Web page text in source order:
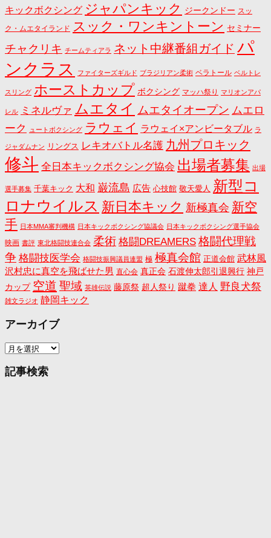
キックボクシング ジャパンキック ジークンドー スッ
ク・ムエタイランド スック・ワンキントーン セミナー
チャクリキ チームティアラ ネット中継番組ガイド パ
ンクラス
ファイターズギルド ブラジリアン柔術 ベラトール ベルトレ
スリング ホーストカップ ボクシング マッハ祭り マリオンアパ
レル ミネルヴァ ムエタイ ムエタイオープン ムエロ
ーク
ュートボクシング ラウェイ ラウェイ×アンビータブル ラ
ジャダムナン リングス レキオバトル名護 九州プロキック
修斗 全日本キックボクシング協会 出場者募集 出場
選手募集 千葉キック 大和 巌流島 広告 心技館 敬天愛人 新型コ
ロナウイルス 新日本キック 新極真会 新空
手 日本MMA審判機構 日本キックボクシング協議会 日本キックボクシング選手協会
映画 書評 東北格闘技連合会 柔術 格闘DREAMERS 格闘代理戦
争 格闘技医学会 格闘技振興議員連盟 極 極真会館 正道会館 武林風
沢村忠に真空を飛ばせた男 直心会 真正会 石渡伸太郎引退興行 神戸
カップ 空道 聖域 英雄伝説 藤原祭 超人祭り 蹴拳 達人 野良犬祭
雑文ラジオ 静岡キック
アーカイブ
ア
カ
記事検索